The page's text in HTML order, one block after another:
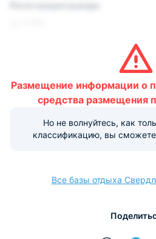
Условия и правила проживания:
Размещение домашних животных
Варианты оплаты, доступные на
Этот объект размещения
Факты об отеле
Размещение информации о
средства размещения
Но не волнуйтесь, как
классификацию, вы сможете
Все базы отдыха